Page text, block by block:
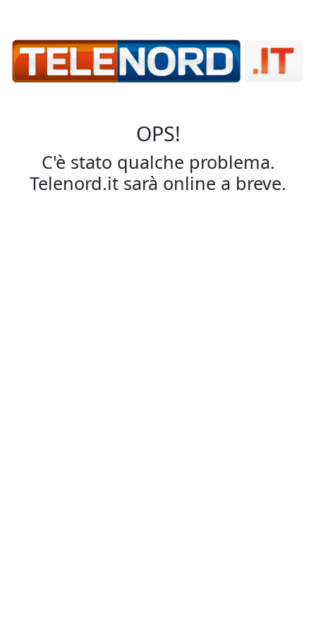
OPS!
C'è stato qualche problema.
Telenord.it sarà online a breve.